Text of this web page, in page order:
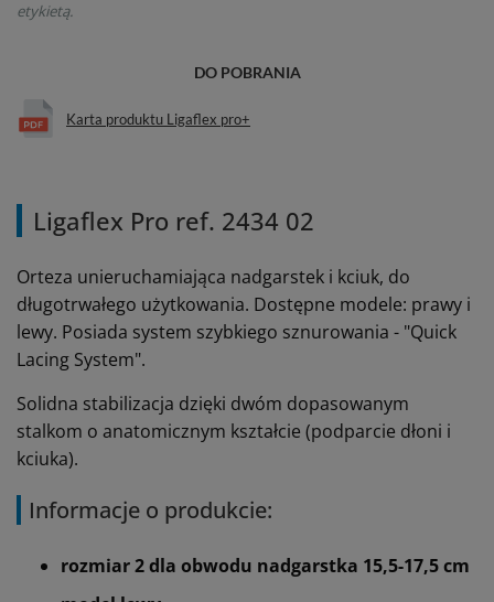
etykietą.
DO POBRANIA
Karta produktu Ligaflex pro+
Ligaflex Pro ref. 2434 02
Orteza unieruchamiająca nadgarstek i kciuk, do
długotrwałego użytkowania. Dostępne modele: prawy i
lewy. Posiada system szybkiego sznurowania - "Quick
Lacing System".
Solidna stabilizacja dzięki dwóm dopasowanym
stalkom o anatomicznym kształcie (podparcie dłoni i
kciuka).
Informacje o produkcie:
rozmiar 2 dla obwodu nadgarstka 15,5-17,5 cm